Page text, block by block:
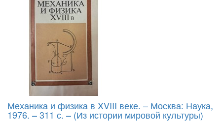
Механика и физика в XVIII веке. – Москва: Наука,
1976. – 311 с. – (Из истории мировой культуры)